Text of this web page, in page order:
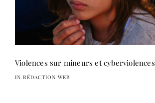
Violences sur mineurs et cyberviolences
IN RÉDACTION WEB